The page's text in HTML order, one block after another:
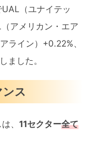
（ユナイテッ
アメリカン・エア
ライン）+0.22%、
ました。
ス
、 11セクター全て